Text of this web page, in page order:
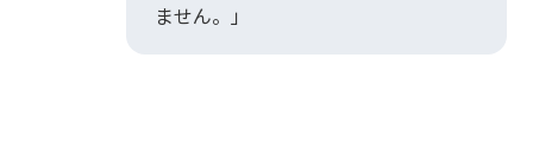
ません。」